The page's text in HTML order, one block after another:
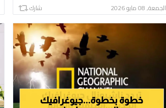
الجمعة, 08 مايو 2026 شارك